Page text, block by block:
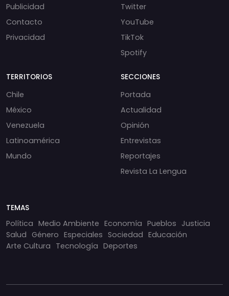
Publicidad
Contacto
Privacidad
Twitter
YouTube
TikTok
Spotify
TERRITORIOS
Chile
México
Venezuela
Latinoamérica
Mundo
SECCIONES
Portada
Actualidad
Opinión
Entrevistas
Reportajes
Revista La Lengua
TEMAS
Política Medio Ambiente Economía Pueblos Justicia
Salud Género Especiales Sociedad Educación
Arte Cultura Tecnología Deportes